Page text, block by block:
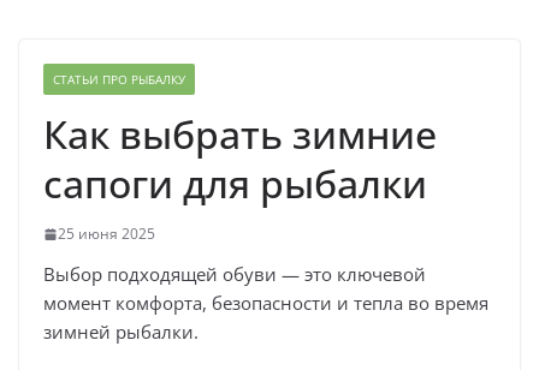
СТАТЬИ ПРО РЫБАЛКУ
Как выбрать зимние
сапоги для рыбалки
25 июня 2025
Выбор подходящей обуви — это ключевой
момент комфорта, безопасности и тепла во время
зимней рыбалки.